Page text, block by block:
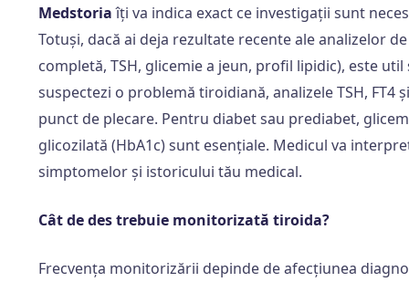
Medstoriaîți va indica exact ce investigații sunt
Totuși, dacă ai deja rezultate recente ale analizelor
completă, TSH, glicemie a jeun, profil lipidic), este
suspectezi o problemă tiroidiană, analizele TSH, FT4
punct de plecare. Pentru diabet sau prediabet,
glicozilată (HbA1c) sunt esențiale. Medicul va
simptomelor și istoricului tău medical.
Cât de des trebuie monitorizată tiroida?
Frecvența monitorizării depinde de afecțiunea